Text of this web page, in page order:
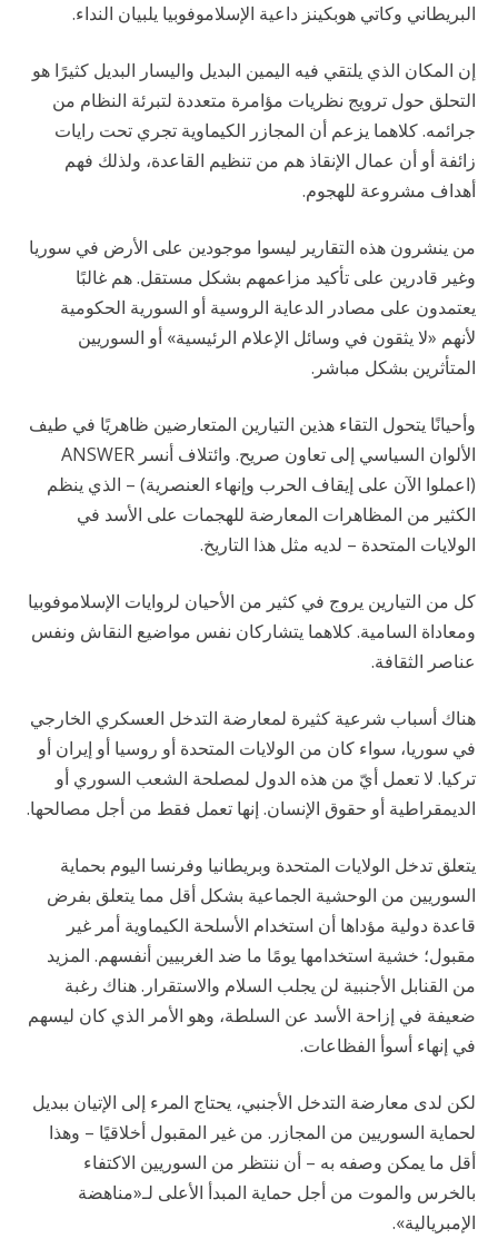
البريطاني وكاتي هوبكينز داعية الإسلاموفوبيا يلبيان النداء.
إن المكان الذي يلتقي فيه اليمين البديل واليسار البديل كثيرًا هو
التحلق حول ترويج نظريات مؤامرة متعددة لتبرئة النظام من
جرائمه. كلاهما يزعم أن المجازر الكيماوية تجري تحت رايات
زائفة أو أن عمال الإنقاذ هم من تنظيم القاعدة، ولذلك فهم
أهداف مشروعة للهجوم.
من ينشرون هذه التقارير ليسوا موجودين على الأرض في سوريا
وغير قادرين على تأكيد مزاعمهم بشكل مستقل. هم غالبًا
يعتمدون على مصادر الدعاية الروسية أو السورية الحكومية
لأنهم «لا يثقون في وسائل الإعلام الرئيسية» أو السوريين
المتأثرين بشكل مباشر.
وأحيانًا يتحول التقاء هذين التيارين المتعارضين ظاهريًا في طيف
الألوان السياسي إلى تعاون صريح. وائتلاف أنسر ANSWER
(اعملوا الآن على إيقاف الحرب وإنهاء العنصرية) – الذي ينظم
الكثير من المظاهرات المعارضة للهجمات على الأسد في
الولايات المتحدة – لديه مثل هذا التاريخ.
كل من التيارين يروج في كثير من الأحيان لروايات الإسلاموفوبيا
ومعاداة السامية. كلاهما يتشاركان نفس مواضيع النقاش ونفس
عناصر الثقافة.
هناك أسباب شرعية كثيرة لمعارضة التدخل العسكري الخارجي
في سوريا، سواء كان من الولايات المتحدة أو روسيا أو إيران أو
تركيا. لا تعمل أيّ من هذه الدول لمصلحة الشعب السوري أو
الديمقراطية أو حقوق الإنسان. إنها تعمل فقط من أجل مصالحها.
يتعلق تدخل الولايات المتحدة وبريطانيا وفرنسا اليوم بحماية
السوريين من الوحشية الجماعية بشكل أقل مما يتعلق بفرض
قاعدة دولية مؤداها أن استخدام الأسلحة الكيماوية أمر غير
مقبول؛ خشية استخدامها يومًا ما ضد الغربيين أنفسهم. المزيد
من القنابل الأجنبية لن يجلب السلام والاستقرار. هناك رغبة
ضعيفة في إزاحة الأسد عن السلطة، وهو الأمر الذي كان ليسهم
في إنهاء أسوأ الفظاعات.
لكن لدى معارضة التدخل الأجنبي، يحتاج المرء إلى الإتيان ببديل
لحماية السوريين من المجازر. من غير المقبول أخلاقيًا – وهذا
أقل ما يمكن وصفه به – أن ننتظر من السوريين الاكتفاء
بالخرس والموت من أجل حماية المبدأ الأعلى لـ«مناهضة
الإمبريالية».